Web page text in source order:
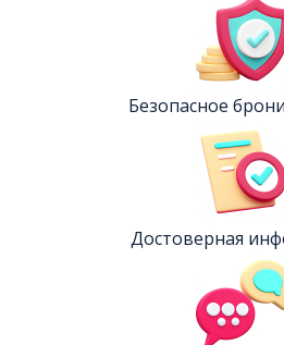
Безопасное
Достоверная